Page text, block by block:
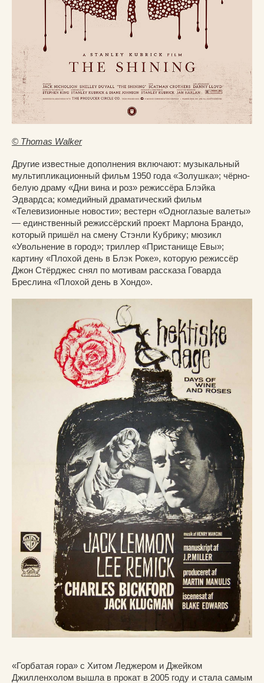
© Thomas Walker
Другие известные дополнения включают: музыкальный
мультипликационный фильм 1950 года «Золушка»; чёрно-
белую драму «Дни вина и роз» режиссёра Блэйка
Эдвардса; комедийный драматический фильм
«Телевизионные новости»; вестерн «Одноглазые валеты»
— единственный режиссёрский проект Марлона Брандо,
который пришёл на смену Стэнли Кубрику; мюзикл
«Увольнение в город»; триллер «Пристанище Евы»;
картину «Плохой день в Блэк Роке», которую режиссёр
Джон Стёрджес снял по мотивам рассказа Говарда
Бреслина «Плохой день в Хондо».
«Горбатая гора» с Хитом Леджером и Джейком
Джилленхолом вышла в прокат в 2005 году и стала самым